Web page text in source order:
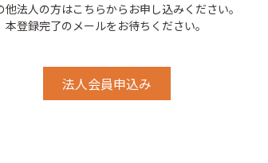
法人の方はこちらからお申し込みください。
登録完了のメールをお待ちください。